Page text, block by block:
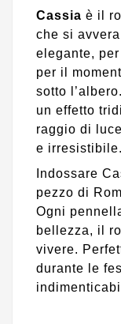
Cassia è il
che si
elegante,
per il
sotto
un effetto
raggio di
e irresistibile.
Indossare
pezzo di
Ogni
bellezza, il
vivere.
durante le